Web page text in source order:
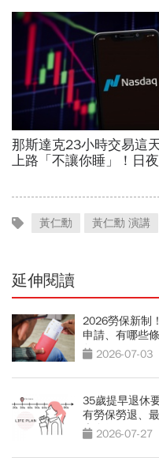
黃仁勳 黃仁勳 演講
延伸閱讀
2026勞保新制
申請、有哪些
包 2026-07-03
35歲提早退休
有勞保勞退、
光存款
2026-07-27